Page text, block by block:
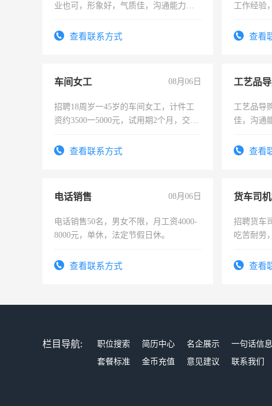
业也可，形象好，气质佳，沟通能力
查看联系方式
工作经验
4500。查看
车间女工 08月06日
招聘18周岁一45岁的车间女工，计件工
资约3500一5000元，试用期2个月，交五
查看联系方式
工艺品
工艺品导
佳，沟通
查看
电话销售 08月06日
电话销售50名，男女不限，月工资4000-
8000元，单休，法定节假日休。
查看联系方式
货车司
招聘货车
吃苦耐劳
查看
栏目导航: 职位搜索 简历中心 名企展示 一句话信息
套餐标准
金币充值 意见建议 联系我们